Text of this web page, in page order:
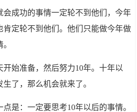
会成功的事情一定轮不到他们，今年
肯定轮不到他们。他们只能做今年做
开始准备，然后努力10年。十年以
了，那么机会就来了。
是：一定要思考10年以后的事情。